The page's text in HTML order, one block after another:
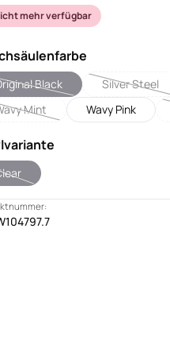
mehr verfügbar
Black
(Diese Option ist zurzeit nicht
Silver Steel
(Diese
Mint
(Diese Option ist zurzeit nicht
Wavy Pink
(Diese Option ist zurzeit nicht